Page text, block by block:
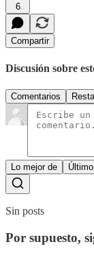
6
Compartir
Discusión sobre
Comentarios
Lo mejor de Último
Sin posts
Por supuesto,